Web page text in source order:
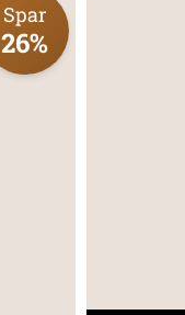
fast peberbid.
:
:
Spar
26%